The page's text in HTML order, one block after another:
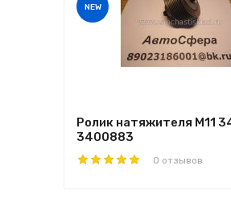
NEW
Ролик натяжителя M11
3400883
0 отзывов